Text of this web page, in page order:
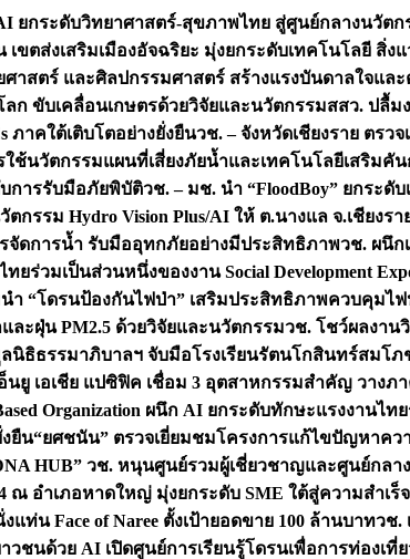
ยกระดับวิทยาศาสตร์-สุขภาพไทย สู่ศูนย์กลางนวัตก
เขตส่งเสริมเมืองอัจฉริยะ มุ่งยกระดับเทคโนโลยี สิ่
สตร์ และศิลปกรรมศาสตร์ สร้างแรงบันดาลใจแล
ก ขับเคลื่อนเกษตรด้วยวิจัยและนวัตกรรมสสว. ปลื้ม
ภาคใต้เติบโตอย่างยั่งยืนวช. – จังหวัดเชียงราย ตร
ช้นวัตกรรมแผนที่เสี่ยงภัยน้ำและเทคโนโลยีเสริมคั
การรับมือภัยพิบัติวช. – มช. นำ “FloodBoy” ยกระดั
กรรม Hydro Vision Plus/AI ให้ ต.นางแล จ.เชียงร
จัดการน้ำ รับมืออุทกภัยอย่างมีประสิทธิภาพวช. ผนึก
ยร่วมเป็นส่วนหนึ่งของงาน Social Development
ำ “โดรนป้องกันไฟป่า” เสริมประสิทธิภาพควบคุมไ
ะฝุ่น PM2.5 ด้วยวิจัยและนวัตกรรมวช. โชว์ผลงาน
นิธิธรรมาภิบาลฯ จับมือโรงเรียนรัตนโกสินทร์สมโ
ยู เอเชีย แปซิฟิค เชื่อม 3 อุตสาหกรรมสำคัญ วาง
Organization ผนึก AI ยกระดับทักษะแรงงานไ
ยืน“ยศชนัน” ตรวจเยี่ยมชมโครงการแก้ไขปัญหาคว
HUB” วช. หนุนศูนย์รวมผู้เชี่ยวชาญและศูนย์ก
ณ อำเภอหาดใหญ่ มุ่งยกระดับ SME ใต้สู่ความสำเ
แท่น Face of Naree ตั้งเป้ายอดขาย 100 ล้านบาทวช.
วชนด้วย AI เปิดศูนย์การเรียนรู้โดรนเพื่อการท่องเที่